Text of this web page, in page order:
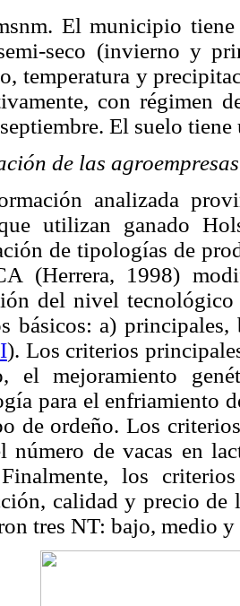
El municipio
seco (invierno y
temperatura y
con régimen
El suelo
de las agroempresas
analizada
utilizan ganado
de tipologías de
(Herrera, 1998)
del nivel tecnológico
básicos: a)
). Los criterios
el mejoramiento
para el enfriamiento
de ordeño. Los
número de vacas en
los
calidad y precio de
tres NT: bajo, medio